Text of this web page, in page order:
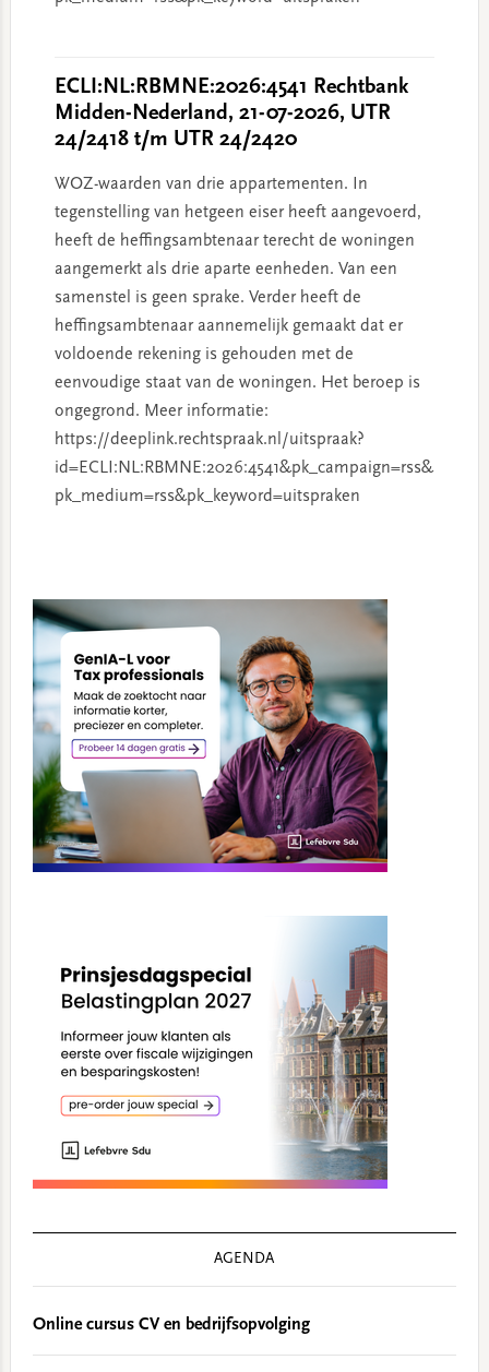
ECLI:NL:RBMNE:2026:4541 Rechtbank
Midden-Nederland, 21-07-2026, UTR
24/2418 t/m UTR 24/2420
WOZ-waarden van drie appartementen. In
tegenstelling van hetgeen eiser heeft aangevoerd,
heeft de heffingsambtenaar terecht de woningen
aangemerkt als drie aparte eenheden. Van een
samenstel is geen sprake. Verder heeft de
heffingsambtenaar aannemelijk gemaakt dat er
voldoende rekening is gehouden met de
eenvoudige staat van de woningen. Het beroep is
ongegrond. Meer informatie:
https://deeplink.rechtspraak.nl/uitspraak?
id=ECLI:NL:RBMNE:2026:4541&pk_campaign=rss&
pk_medium=rss&pk_keyword=uitspraken
Sidebar
AGENDA
Online cursus CV en bedrijfsopvolging